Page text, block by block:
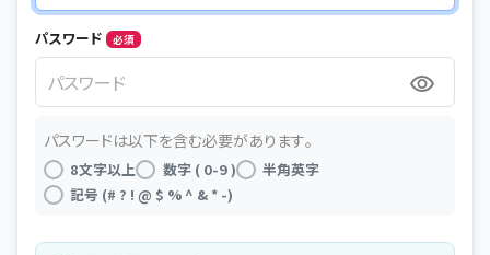
パスワード 必須
パスワード
パスワードは以下を含む必要があります。
8文字以上 数字 ( 0-9 )
半角英字
記号 (# ? ! @ $ % ^ & * -)